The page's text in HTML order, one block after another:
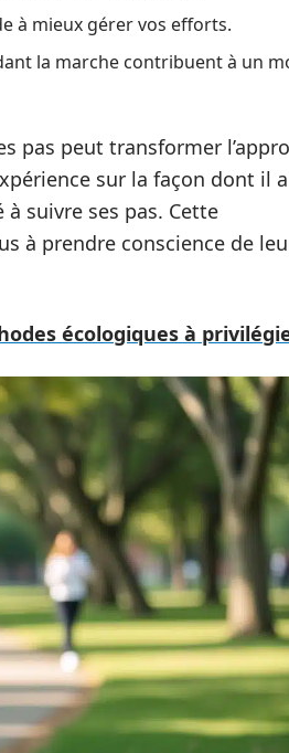
à mieux gérer vos efforts.
la marche contribuent à un
pas peut transformer
sur la façon dont il a
à suivre ses pas. Cette
à prendre conscience de
écologiques à